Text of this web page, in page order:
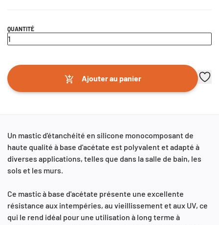
QUANTITÉ
Ajouter au panier
Un mastic d'étanchéité en silicone monocomposant de
haute qualité à base d'acétate est polyvalent et adapté à
diverses applications, telles que dans la salle de bain, les
sols et les murs.
Ce mastic à base d'acétate présente une excellente
résistance aux intempéries, au vieillissement et aux UV, ce
qui le rend idéal pour une utilisation à long terme à